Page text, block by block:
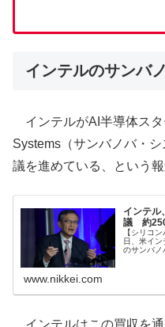
インテルのサンバ
インテルがAI半導体ス
Systems（サンバノバ・
議を進めている、という
インテル
議 約
【シリコ
日、米イ
のサンバノ
www.nikkei.com
インテルはこの買収を